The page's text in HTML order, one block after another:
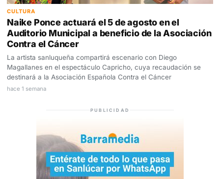
CULTURA
Naike Ponce actuará el 5 de agosto en el
Auditorio Municipal a beneficio de la Asociación
Contra el Cáncer
La artista sanluqueña compartirá escenario con Diego
Magallanes en el espectáculo Capricho, cuya recaudación se
destinará a la Asociación Española Contra el Cáncer
hace 1 semana
PUBLICIDAD